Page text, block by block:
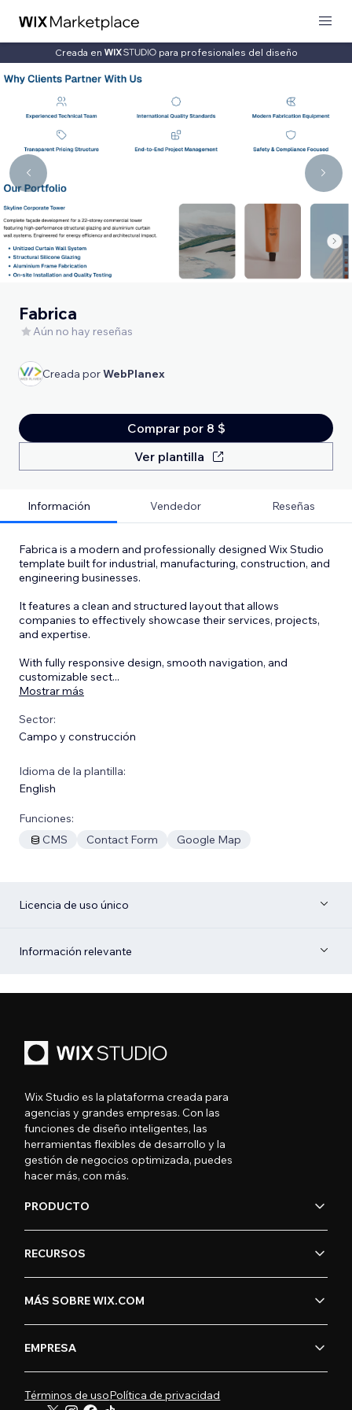
Creada en para profesionales del diseño
Fabrica
Aún no hay reseñas
Creada porWebPlanex
Comprar por 8 $
Ver plantilla
Información Vendedor Reseñas
Fabrica is a modern and professionally designed Wix Studio
template built for industrial, manufacturing, construction, and
engineering businesses.
It features a clean and structured layout that allows
companies to effectively showcase their services, projects,
and expertise.
With fully responsive design, smooth navigation, and
customizable sect...
Mostrar más
Sector:
Campo y construcción
Idioma de la plantilla:
English
Funciones:
CMS
Contact Form Google Map
Licencia de uso único
Información relevante
Wix Studio es la plataforma creada para
agencias y grandes empresas. Con las
funciones de diseño inteligentes, las
herramientas flexibles de desarrollo y la
gestión de negocios optimizada, puedes
hacer más, con más.
PRODUCTO
RECURSOS
MÁS SOBRE WIX.COM
EMPRESA
Términos de usoPolítica de privacidad